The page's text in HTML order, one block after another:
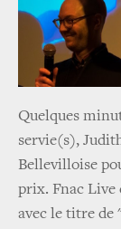
Quelques
servie(s),
Bellevilloise
prix. Fnac Live
avec le titre